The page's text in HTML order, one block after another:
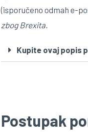
(isporučeno odmah e-
zbog Brexita.
Kupite ovaj popis
Postupak